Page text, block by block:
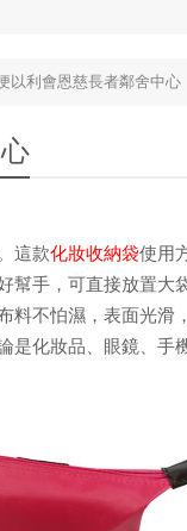
以利會恩慈長者鄰舍中心
這款化妝收納袋使用
幫手，可直接放置大
料不怕濕，表面光滑
化妝品、眼鏡、手